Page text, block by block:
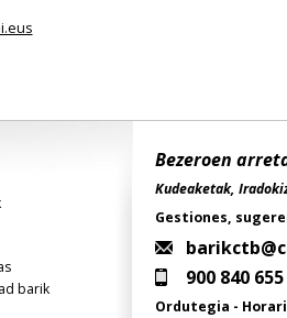
barik
Bezeroen
Kudeaketak,
Gestiones,
900 840 655
Ordutegia -